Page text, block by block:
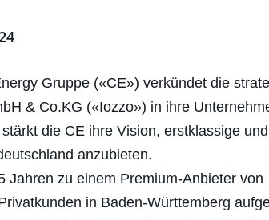
Gruppe («CE») verkündet die
& Co.KG («Iozzo») in ihre
die CE ihre Vision, erstklassige
anzubieten.
Jahren zu einem Premium-Anbieter von
in Baden-Württemberg